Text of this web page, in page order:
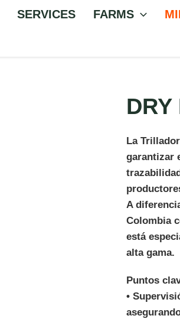
SERVICES FARMS
La
garantizar
A
Colombia
está
alta gama.
Puntos
•⁠